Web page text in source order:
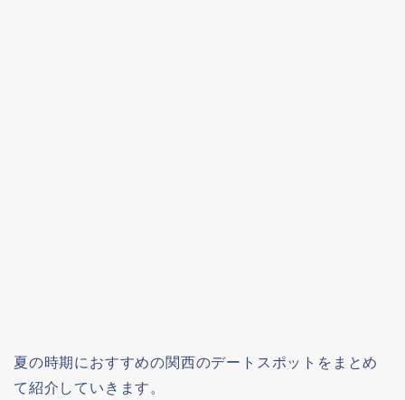
夏の時期におすすめの関西のデートスポットをまとめ
て紹介していきます。